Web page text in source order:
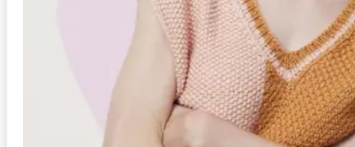
Anleitung in Größen
S/M, L/XL
Stil
Schal
Schwierigkeit
mittel